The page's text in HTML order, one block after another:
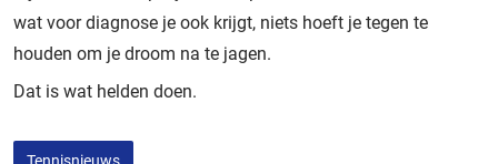
wat voor diagnose je ook krijgt, niets hoeft je tegen te
houden om je droom na te jagen.
Dat is wat helden doen.
Tennisnieuws